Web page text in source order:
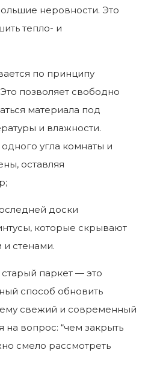
неровности. Это
тепло- и
по принципу
позволяет свободно
материала под
и влажности.
угла комнаты и
оставляя
доски
которые скрывают
стенами.
паркет — это
способ обновить
свежий и современный
на вопрос: “чем закрыть
смело рассмотреть